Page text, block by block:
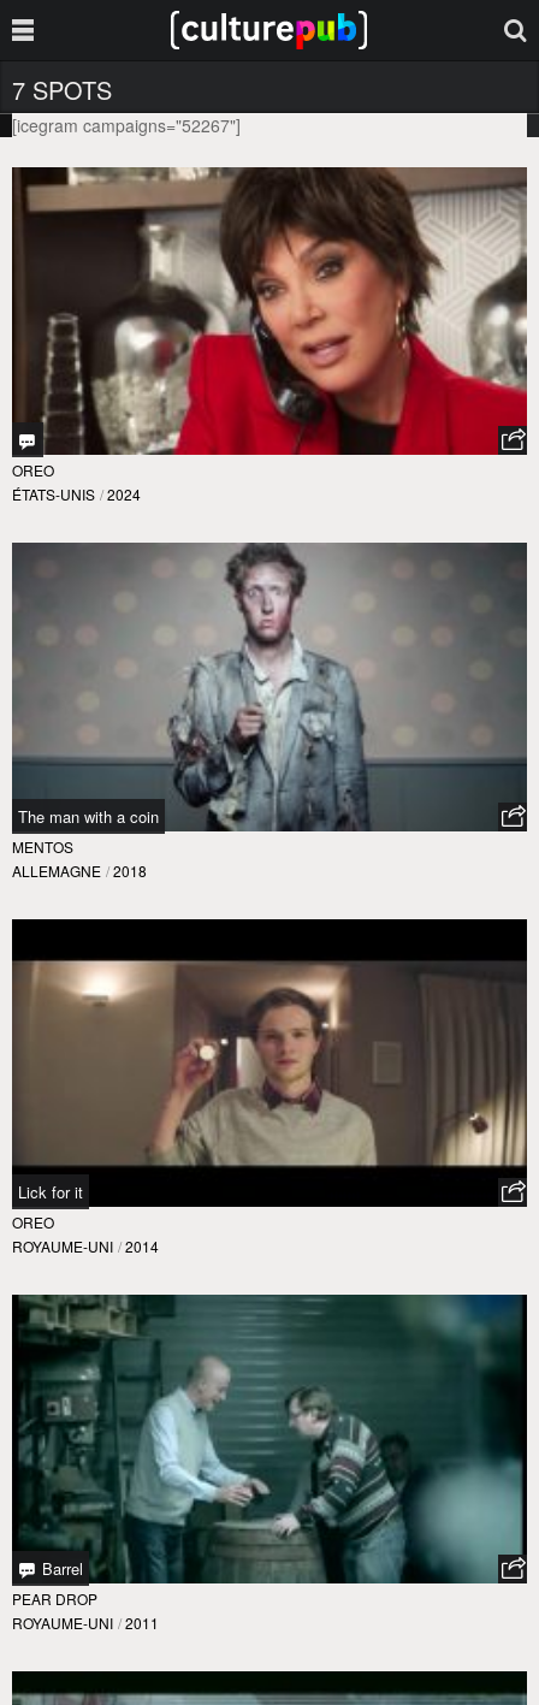
7 SPOTS
[icegram campaigns="52267"]
OREO
ÉTATS-UNIS / 2024
The man with a coin
MENTOS
ALLEMAGNE / 2018
Lick for it
OREO
ROYAUME-UNI / 2014
Barrel
PEAR DROP
ROYAUME-UNI / 2011